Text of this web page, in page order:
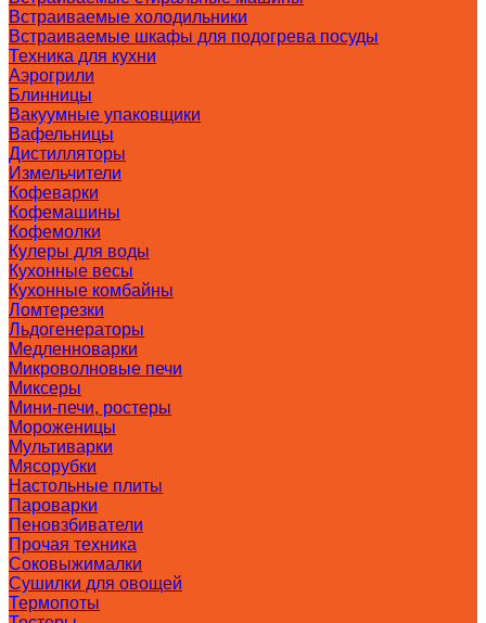
Встраиваемые холодильники
Встраиваемые шкафы для подогрева посуды
Техника для кухни
Аэрогрили
Блинницы
Вакуумные упаковщики
Вафельницы
Дистилляторы
Измельчители
Кофеварки
Кофемашины
Кофемолки
Кулеры для воды
Кухонные весы
Кухонные комбайны
Ломтерезки
Льдогенераторы
Медленноварки
Микроволновые печи
Миксеры
Мини-печи, ростеры
Мороженицы
Мультиварки
Мясорубки
Настольные плиты
Пароварки
Пеновзбиватели
Прочая техника
Соковыжималки
Сушилки для овощей
Термопоты